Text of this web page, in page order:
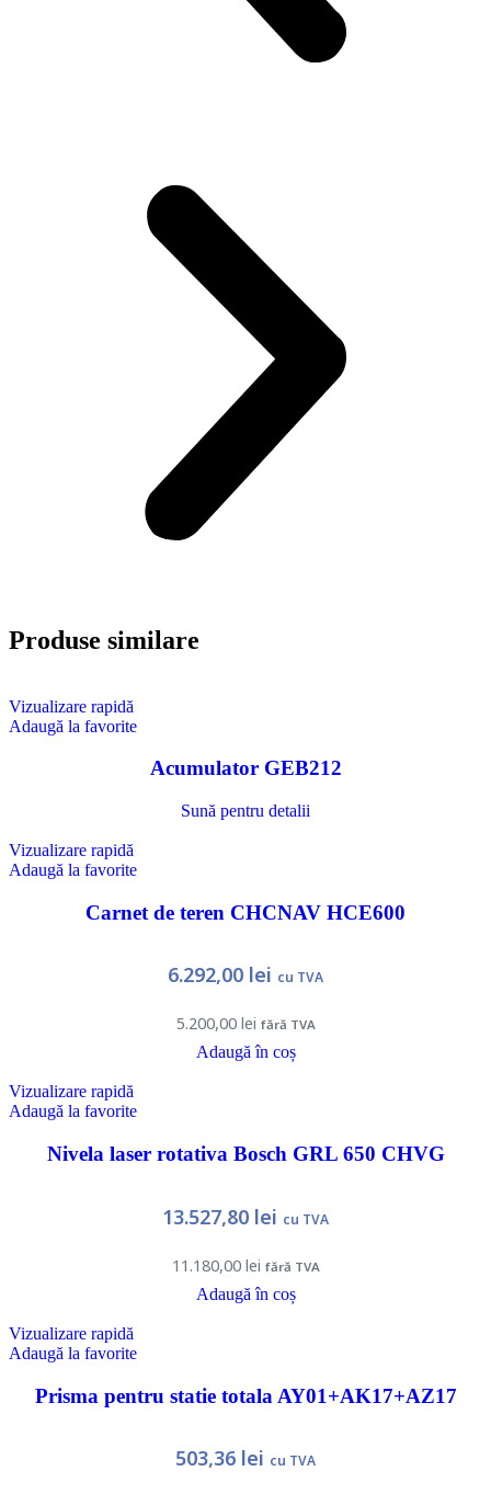
Produse similare
Vizualizare rapidă
Adaugă la favorite
Acumulator GEB212
Sună pentru detalii
Vizualizare rapidă
Adaugă la favorite
Carnet de teren CHCNAV HCE600
5.200,00 lei fără TVA
6.292,00 lei cu TVA
Adaugă în coș
Vizualizare rapidă
Adaugă la favorite
Nivela laser rotativa Bosch GRL 650 CHVG
11.180,00 lei fără TVA
13.527,80 lei cu TVA
Adaugă în coș
Vizualizare rapidă
Adaugă la favorite
Prisma pentru statie totala AY01+AK17+AZ17
503,36 lei cu TVA